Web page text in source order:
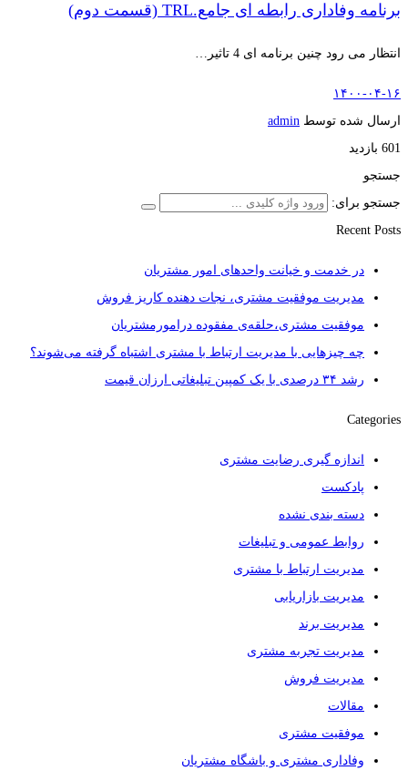
برنامه وفاداری رابطه ای جامع.TRL (قسمت دوم)
انتظار می رود چنین برنامه ای 4 تاثیر…
۱۴۰۰-۰۴-۱۶
ارسال شده توسط admin
601 بازدید
جستجو
جستجو برای:
Recent Posts
در خدمت و خیانت واحدهای امور مشتریان
مدیریت موفقیت مشتری، نجات دهنده کاریز فروش
موفقیت مشتری،حلقه‌ی مفقوده درامورمشتریان
چه چیزهایی با مدیریت ارتباط با مشتری اشتباه گرفته می‌شوند؟
رشد ۳۴ درصدی با یک کمپین تبلیغاتی ارزان قیمت
Categories
اندازه گیری رضایت مشتری
پادکست
دسته بندی نشده
روابط عمومی و تبلیغات
مدیریت ارتباط با مشتری
مدیریت بازاریابی
مدیریت برند
مدیریت تجربه مشتری
مدیریت فروش
مقالات
موفقیت مشتری
وفاداری مشتری و باشگاه مشتریان